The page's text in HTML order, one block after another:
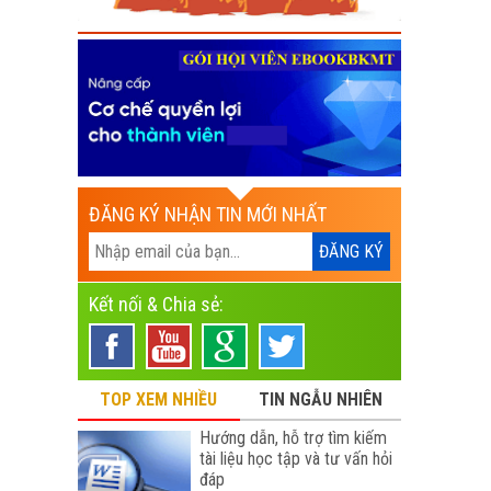
ĐĂNG KÝ NHẬN TIN MỚI NHẤT
Kết nối & Chia sẻ:
TOP XEM NHIỀU
TIN NGẪU NHIÊN
Hướng dẫn, hỗ trợ tìm kiếm
tài liệu học tập và tư vấn hỏi
đáp